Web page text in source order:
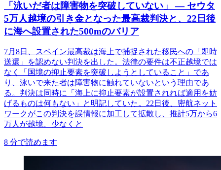
「泳いだ者は障害物を突破していない」 ― セウタ
5万人越境の引き金となった最高裁判決と、22日後
に海へ設置された500mのバリア
7月8日、スペイン最高裁は海上で捕捉された移民への「即時
送還」を認めない判決を出した。法律の要件は不正越境では
なく「国境の抑止要素を突破しようとしていること」であ
り、泳いで来た者は障害物に触れていないという理由であ
る。判決は同時に「海上に抑止要素が設置されれば適用を妨
げるものは何もない」と明記していた。22日後、密航ネット
ワークがこの判決を誤情報に加工して拡散し、推計5万から6
万人が越境、少なくと
8 分で読めます